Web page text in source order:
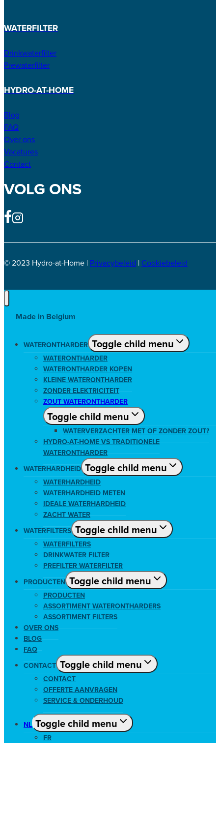
WATERFILTER
Drinkwaterfilter
Prewaterfilter
HYDRO-AT-HOME
Blog
FAQ
Over ons
Vacatures
Contact
VOLG ONS
© 2023 Hydro-at-Home | Privacybeleid | Cookiebeleid
Made in Belgium
WATERONTHARDER Toggle child menu
WATERONTHARDER
WATERONTHARDER KOPEN
KLEINE WATERONTHARDER
ZONDER ELEKTRICITEIT
ZOUT WATERONTHARDER
Toggle child menu
WATERVERZACHTER MET OF ZONDER ZOUT?
HYDRO-AT-HOME VS TRADITIONELE
WATERONTHARDER
WATERHARDHEID Toggle child menu
WATERHARDHEID
WATERHARDHEID METEN
IDEALE WATERHARDHEID
ZACHT WATER
WATERFILTERS Toggle child menu
WATERFILTERS
DRINKWATER FILTER
PREFILTER WATERFILTER
PRODUCTEN Toggle child menu
PRODUCTEN
ASSORTIMENT WATERONTHARDERS
ASSORTIMENT FILTERS
OVER ONS
BLOG
FAQ
CONTACT Toggle child menu
CONTACT
OFFERTE AANVRAGEN
SERVICE & ONDERHOUD
NL Toggle child menu
FR